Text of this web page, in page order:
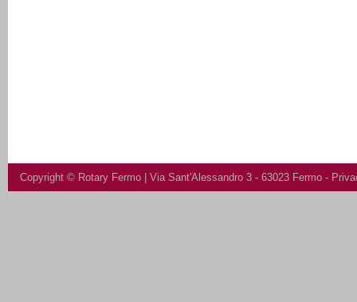
Copyright © Rotary Fermo | Via Sant'Alessandro 3 - 63023 Fermo -